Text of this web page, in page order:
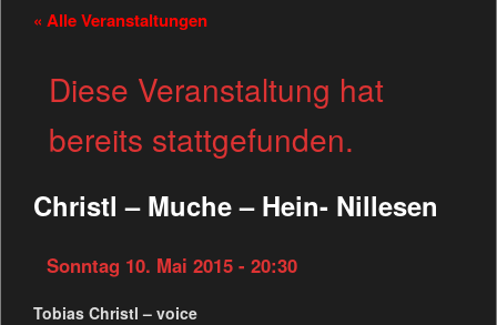
« Alle Veranstaltungen
Diese Veranstaltung hat
bereits stattgefunden.
Christl – Muche – Hein- Nillesen
Sonntag 10. Mai 2015 - 20:30
Tobias Christl – voice